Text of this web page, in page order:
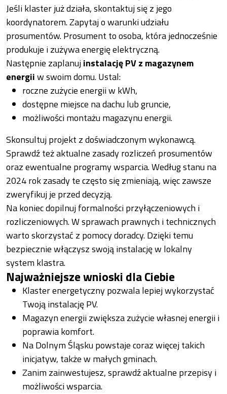
Jeśli klaster już działa, skontaktuj się z jego
koordynatorem. Zapytaj o warunki udziału
prosumentów. Prosument to osoba, która jednocześnie
produkuje i zużywa energię elektryczną.
Następnie zaplanujinstalację PV z magazynem
energiiw swoim domu. Ustal:
roczne zużycie energii w kWh,
dostępne miejsce na dachu lub gruncie,
możliwości montażu magazynu energii.
Skonsultuj projekt z doświadczonym wykonawcą.
Sprawdź też aktualne zasady rozliczeń prosumentów
oraz ewentualne programy wsparcia. Według stanu na
2024 rok zasady te często się zmieniają, więc zawsze
zweryfikuj je przed decyzją.
Na koniec dopilnuj formalności przyłączeniowych i
rozliczeniowych. W sprawach prawnych i technicznych
warto skorzystać z pomocy doradcy. Dzięki temu
bezpiecznie włączysz swoją instalację w lokalny
system klastra.
Najważniejsze wnioski dla Ciebie
Klaster energetyczny pozwala lepiej wykorzystać
Twoją instalację PV.
Magazyn energii zwiększa zużycie własnej energii i
poprawia komfort.
Na Dolnym Śląsku powstaje coraz więcej takich
inicjatyw, także w małych gminach.
Zanim zainwestujesz, sprawdź aktualne przepisy i
możliwości wsparcia.